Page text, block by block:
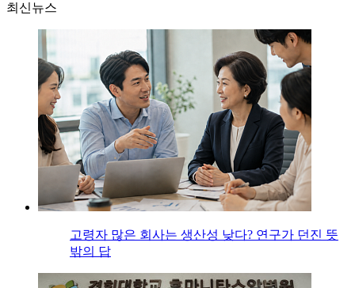
최신뉴스
고령자 많은 회사는 생산성 낮다? 연구가 던진 뜻
밖의 답